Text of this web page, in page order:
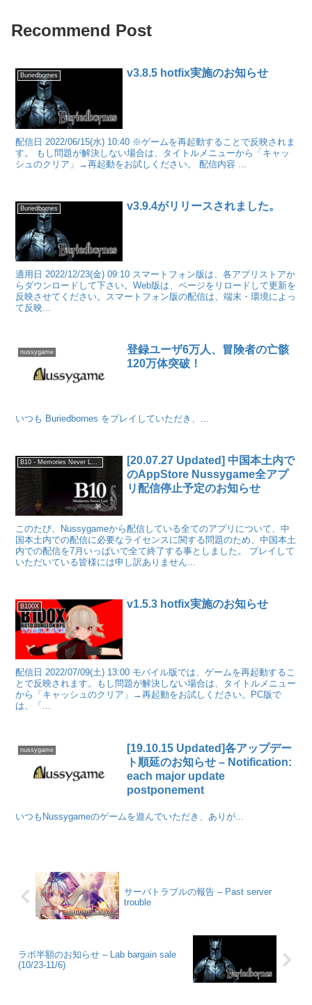
Recommend Post
Buriedbornes v3.8.5 hotfix実施のお知らせ
配信日 2022/06/15(水) 10:40 ※ゲームを再起動することで反映されま
す。 もし問題が解決しない場合は、タイトルメニューから「キャッ
シュのクリア」→再起動をお試しください。 配信内容 ...
Buriedbornes v3.9.4がリリースされました。
適用日 2022/12/23(金) 09:10 スマートフォン版は、各アプリストアか
らダウンロードして下さい。Web版は、ページをリロードして更新を
反映させてください。スマートフォン版の配信は、端末・環境によっ
て反映...
nussygame
登録ユーザ6万人、冒険者の亡骸
120万体突破！
いつも Buriedbornes をプレイしていただき、...
B10 - Memories Never Lasts -
[20.07.27 Updated] 中国本土内で
のAppStore Nussygame全アプ
リ配信停止予定のお知らせ
このたび、Nussygameから配信している全てのアプリについて、中
国本土内での配信に必要なライセンスに関する問題のため、中国本土
内での配信を7月いっぱいで全て終了する事としました。 プレイして
いただいている皆様には申し訳ありません...
B100X v1.5.3 hotfix実施のお知らせ
配信日 2022/07/09(土) 13:00 モバイル版では、ゲームを再起動するこ
とで反映されます。もし問題が解決しない場合は、タイトルメニュー
から「キャッシュのクリア」→再起動をお試しください。PC版で
は、「...
nussygame
[19.10.15 Updated]各アップデー
ト順延のお知らせ – Notification:
each major update
postponement
いつもNussygameのゲームを遊んでいただき、ありが...
サーバトラブルの報告 – Past server
trouble
ラボ半額のお知らせ – Lab bargain sale
(10/23-11/6)